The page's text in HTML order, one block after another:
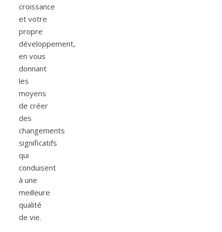
croissance
et votre
propre
développement,
en vous
donnant
les
moyens
de créer
des
changements
significatifs
qui
conduisent
à une
meilleure
qualité
de vie.